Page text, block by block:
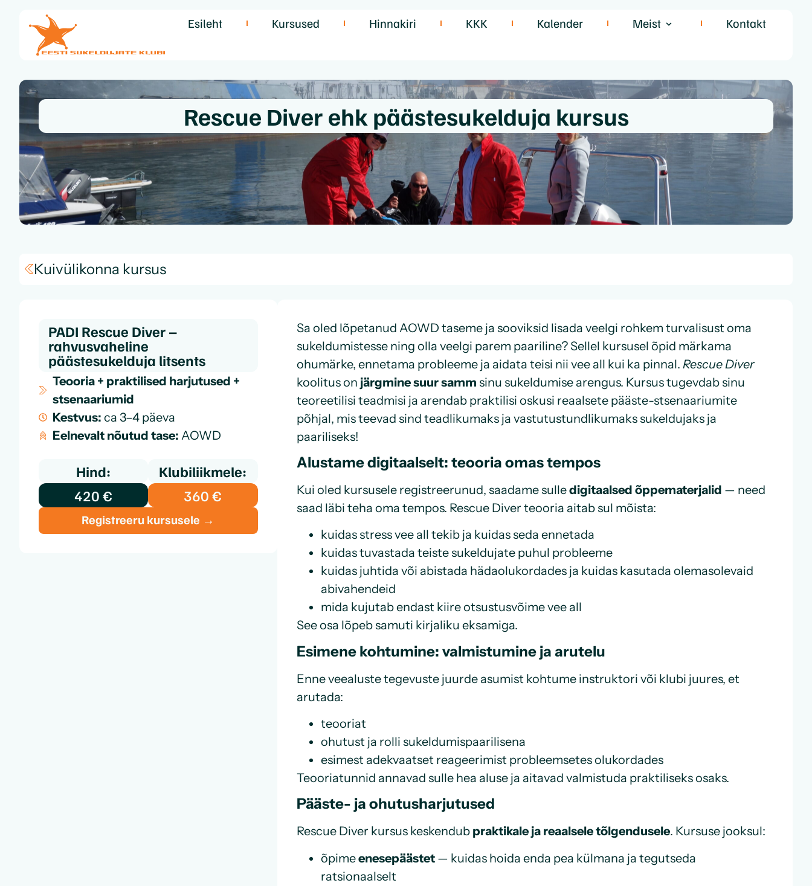
Esileht Kursused Hinnakiri KKK Kalender Meist Kontakt
Rescue Diver ehk päästesukelduja kursus
Kuivülikonna kursus
PADI Rescue Diver –
rahvusvaheline
päästesukelduja litsents
Teooria + praktilised harjutused +
stsenaariumid
Kestvus: ca 3–4 päeva
Eelnevalt nõutud tase: AOWD
Hind:
420 €
Klubiliikmele:
360 €
Registreeru kursusele →
Sa oled lõpetanud AOWD taseme ja sooviksid lisada veelgi rohkem turvalisust oma
sukeldumistesse ning olla veelgi parem paariline? Sellel kursusel õpid märkama
ohumärke, ennetama probleeme ja aidata teisi nii vee all kui ka pinnal. Rescue Diver
koolitus on järgmine suur samm sinu sukeldumise arengus. Kursus tugevdab sinu
teoreetilisi teadmisi ja arendab praktilisi oskusi reaalsete pääste-stsenaariumite
põhjal, mis teevad sind teadlikumaks ja vastutustundlikumaks sukeldujaks ja
paariliseks!
Alustame digitaalselt: teooria omas tempos
Kui oled kursusele registreerunud, saadame sulledigitaalsed õppematerjalid — need
saad läbi teha oma tempos. Rescue Diver teooria aitab sul mõista:
kuidas stress vee all tekib ja kuidas seda ennetada
kuidas tuvastada teiste sukeldujate puhul probleeme
kuidas juhtida või abistada hädaolukordades ja kuidas kasutada olemasolevaid
abivahendeid
mida kujutab endast kiire otsustusvõime vee all
See osa lõpeb samuti kirjaliku eksamiga.
Esimene kohtumine: valmistumine ja arutelu
Enne veealuste tegevuste juurde asumist kohtume instruktori või klubi juures, et
arutada:
teooriat
ohutust ja rolli sukeldumispaarilisena
esimest adekvaatset reageerimist probleemsetes olukordades
Teooriatunnid annavad sulle hea aluse ja aitavad valmistuda praktiliseks osaks.
Pääste- ja ohutusharjutused
Rescue Diver kursus keskendub praktikale ja reaalsele tõlgendusele. Kursuse jooksul:
õpimeenesepäästet— kuidas hoida enda pea külmana ja tegutseda
ratsionaalselt